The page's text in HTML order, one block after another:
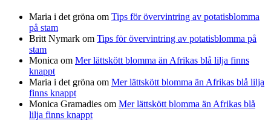
Maria i det gröna om Tips för övervintring av potatisblomma
på stam
Britt Nymark om Tips för övervintring av potatisblomma på
stam
Monica om Mer lättskött blomma än Afrikas blå lilja finns
knappt
Maria i det gröna om Mer lättskött blomma än Afrikas blå lilja
finns knappt
Monica Gramadies om Mer lättskött blomma än Afrikas blå
lilja finns knappt